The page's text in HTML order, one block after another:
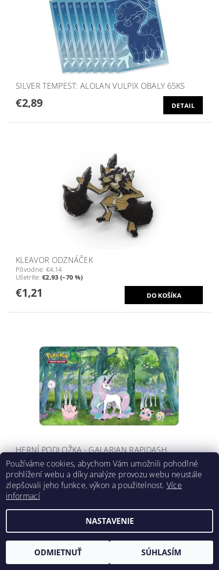
SILVER TEMPEST: ALOLAN VULPIX OBALY 65KS
€2,89 DETAIL
KLEAVOR ODZNÁČEK
Pôvodne: €4,14
Ušetríte:€2,93 (–70 %)
€1,21
HERNÍ PODLOŽKA - GALARIAN RAPIDASH
Pôvodne:
€12,51
Ušetríte:€4,18 (–33 %)
€8,33
Používáme cookies, abychom Vám umožnili pohodlné
prohlížení webu a díky analýze provozu webu neustále
zlepšovali jeho funkce, výkon a použitelnost. Více
informací
NASTAVENIE
ODMIETNUŤ SÚHLASÍM